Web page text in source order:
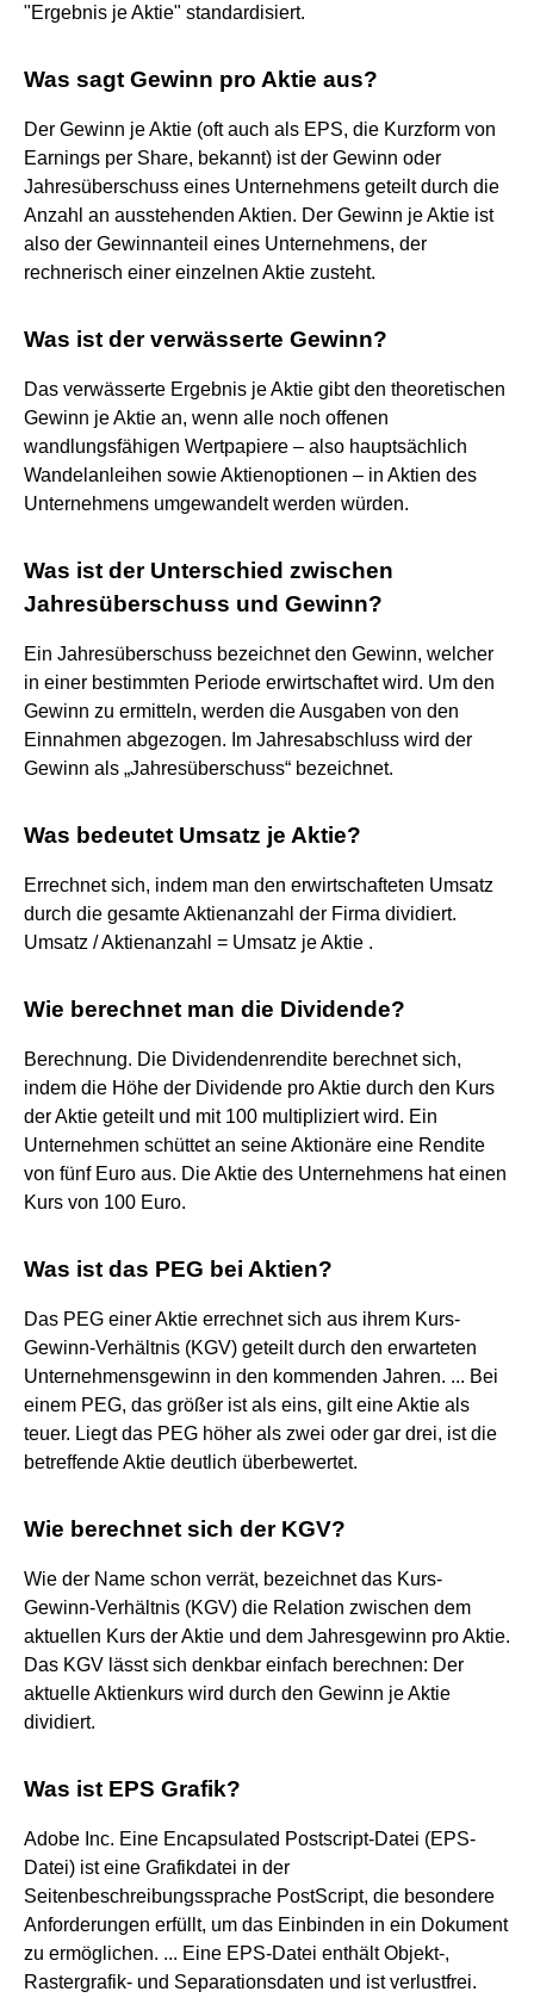
"Ergebnis je Aktie" standardisiert.
Was sagt Gewinn pro Aktie aus?
Der Gewinn je Aktie (oft auch als EPS, die Kurzform von
Earnings per Share, bekannt) ist der Gewinn oder
Jahresüberschuss eines Unternehmens geteilt durch die
Anzahl an ausstehenden Aktien. Der Gewinn je Aktie ist
also der Gewinnanteil eines Unternehmens, der
rechnerisch einer einzelnen Aktie zusteht.
Was ist der verwässerte Gewinn?
Das verwässerte Ergebnis je Aktie gibt den theoretischen
Gewinn je Aktie an, wenn alle noch offenen
wandlungsfähigen Wertpapiere – also hauptsächlich
Wandelanleihen sowie Aktienoptionen – in Aktien des
Unternehmens umgewandelt werden würden.
Was ist der Unterschied zwischen
Jahresüberschuss und Gewinn?
Ein Jahresüberschuss bezeichnet den Gewinn, welcher
in einer bestimmten Periode erwirtschaftet wird. Um den
Gewinn zu ermitteln, werden die Ausgaben von den
Einnahmen abgezogen. Im Jahresabschluss wird der
Gewinn als „Jahresüberschuss“ bezeichnet.
Was bedeutet Umsatz je Aktie?
Errechnet sich, indem man den erwirtschafteten Umsatz
durch die gesamte Aktienanzahl der Firma dividiert.
Umsatz / Aktienanzahl = Umsatz je Aktie .
Wie berechnet man die Dividende?
Berechnung. Die Dividendenrendite berechnet sich,
indem die Höhe der Dividende pro Aktie durch den Kurs
der Aktie geteilt und mit 100 multipliziert wird. Ein
Unternehmen schüttet an seine Aktionäre eine Rendite
von fünf Euro aus. Die Aktie des Unternehmens hat einen
Kurs von 100 Euro.
Was ist das PEG bei Aktien?
Das PEG einer Aktie errechnet sich aus ihrem Kurs-
Gewinn-Verhältnis (KGV) geteilt durch den erwarteten
Unternehmensgewinn in den kommenden Jahren. ... Bei
einem PEG, das größer ist als eins, gilt eine Aktie als
teuer. Liegt das PEG höher als zwei oder gar drei, ist die
betreffende Aktie deutlich überbewertet.
Wie berechnet sich der KGV?
Wie der Name schon verrät, bezeichnet das Kurs-
Gewinn-Verhältnis (KGV) die Relation zwischen dem
aktuellen Kurs der Aktie und dem Jahresgewinn pro Aktie.
Das KGV lässt sich denkbar einfach berechnen: Der
aktuelle Aktienkurs wird durch den Gewinn je Aktie
dividiert.
Was ist EPS Grafik?
Adobe Inc. Eine Encapsulated Postscript-Datei (EPS-
Datei) ist eine Grafikdatei in der
Seitenbeschreibungssprache PostScript, die besondere
Anforderungen erfüllt, um das Einbinden in ein Dokument
zu ermöglichen. ... Eine EPS-Datei enthält Objekt-,
Rastergrafik- und Separationsdaten und ist verlustfrei.